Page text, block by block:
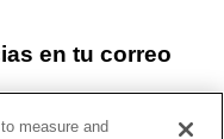
en tu correo
measure and